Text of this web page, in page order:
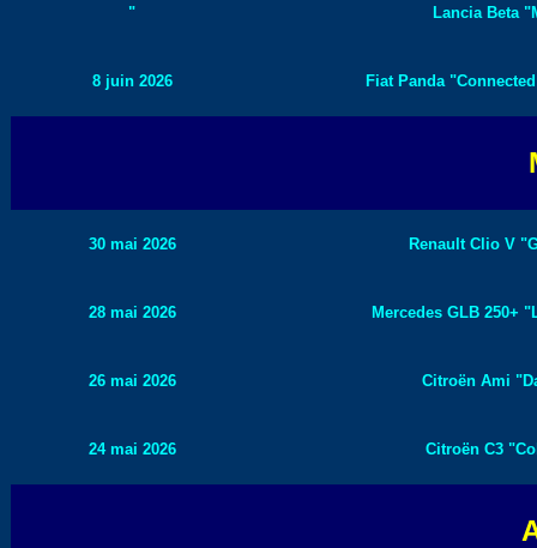
" Lancia Beta
8 juin 2026 Fiat Panda
30 mai 2026 Renault Clio V
28 mai 2026 Mercedes GLB 250+
26 mai 2026 Citroën Ami
24 mai 2026 Citroën C3